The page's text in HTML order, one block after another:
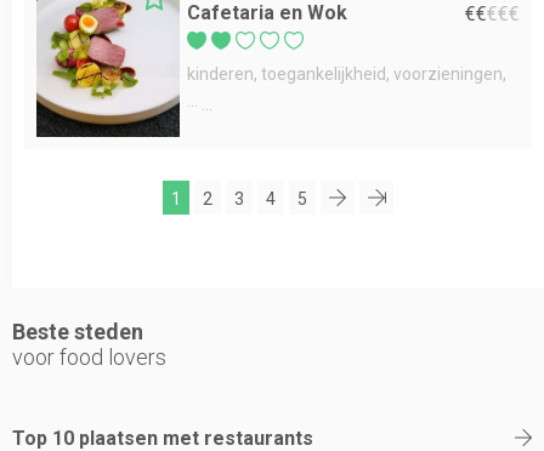
Cafetaria en Wok €€€€€
kinderen toegankelijkheid voorzieningen
1 2 3 4 5
Beste steden
voor food lovers
Top 10 plaatsen met restaurants